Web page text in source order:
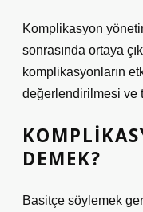
Komplikasyon
sonrasında ortaya
komplikasyonların
değerlendirilmesi ve
DEMEK?
Basitçe söylemek